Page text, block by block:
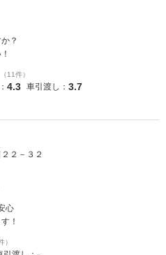
？
（11件）
4.3 車引渡し： 3.7
２－３２
心
！
）